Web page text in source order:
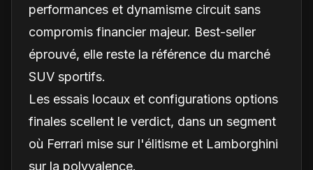
performances et dynamisme circuit sans
compromis financier majeur. Best-seller
éprouvé, elle reste la référence du marché
SUV sportifs.
Les essais locaux et configurations options
finales scellent le verdict, dans un segment
où Ferrari mise sur l'élitisme et Lamborghini
sur la polyvalence.